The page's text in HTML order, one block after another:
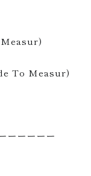
To Measur)
ーーーーー